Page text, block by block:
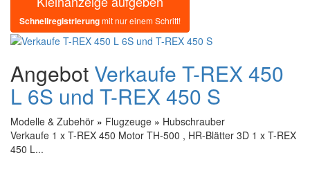
Schnellregistrierungmit nur einem Schritt!
Angebot Verkaufe T-REX 450
L 6S und T-REX 450 S
Modelle & Zubehör » Flugzeuge » Hubschrauber
Verkaufe 1 x T-REX 450 Motor TH-500 , HR-Blätter 3D 1 x T-REX
450 L...